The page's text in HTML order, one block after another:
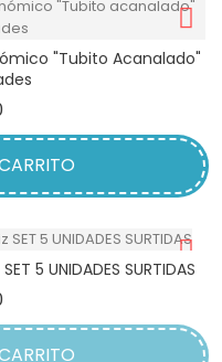
"Tubito Acanalado"
Precio
5 UNIDADES SURTIDAS
Precio